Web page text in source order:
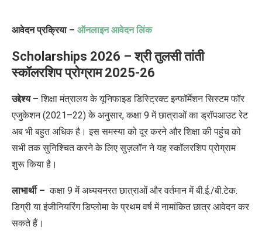
आवेदन प्रक्रिया – ऑनलाइन आवेदन लिंक
Scholarships 2026 – श्री तुलसी तांती
स्कॉलरशिप प्रोग्राम 2025-26
उद्देश्य – ​ शिक्षा मंत्रालय के यूनिफाइड डिस्ट्रिक्ट इन्फॉर्मेशन सिस्टम फॉर
एजुकेशन (2021–22) के अनुसार, कक्षा 9 में छात्राओं का ड्रॉपआउट रेट
अब भी बहुत अधिक है। इस समस्या को दूर करने और शिक्षा की पहुंच को
सभी तक सुनिश्चित करने के लिए सुज़लॉन ने यह स्कॉलरशिप प्रोग्राम
शुरू किया है।
लाभार्थी – कक्षा 9 में अध्ययनरत छात्राओं और वर्तमान में बी.ई./बी.टेक.
डिग्री या इंजीनियरिंग डिप्लोमा के प्रथम वर्ष में नामांकित छात्र आवेदन कर
सकते हैं।